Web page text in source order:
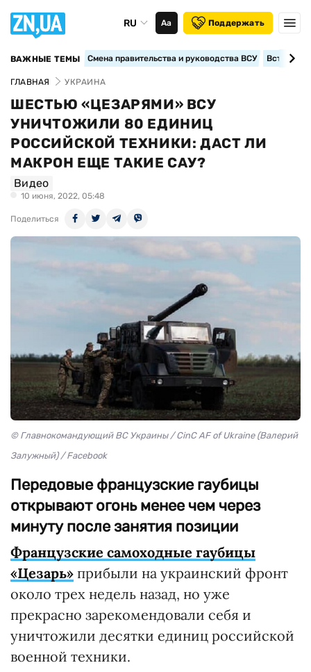
RU Аа Поддержать
ВАЖНЫЕ ТЕМЫ Смена правительства и руководства ВСУ
ГЛАВНАЯ УКРАИНА
ШЕСТЬЮ «ЦЕЗАРЯМИ» ВСУ
УНИЧТОЖИЛИ 80 ЕДИНИЦ
РОССИЙСКОЙ ТЕХНИКИ: ДАСТ ЛИ
МАКРОН ЕЩЕ ТАКИЕ САУ?
Видео
10 июня, 2022, 05:48
Поделиться
© Главнокомандующий ВС Украины / CinC AF of Ukraine (Валерий
Залужный) / Facebook
Передовые французские гаубицы
открывают огонь менее чем через
минуту после занятия позиции
Французские самоходные гаубицы
«Цезарь» прибыли на украинский фронт
около трех недель назад, но уже
прекрасно зарекомендовали себя и
уничтожили десятки единиц российской
военной техники.